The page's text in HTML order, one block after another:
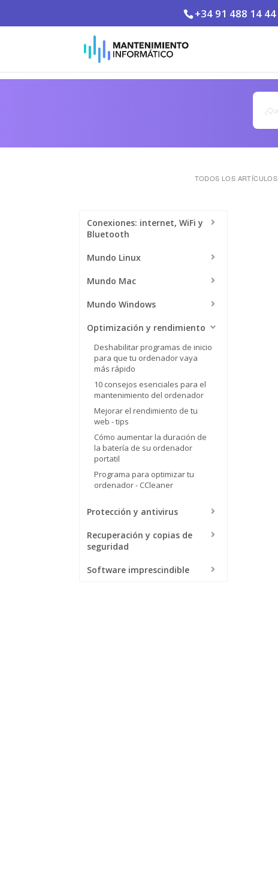
+34 91 488 14 44
TODOS LOS ARTÍCULOS
Conexiones: internet, WiFi y
Bluetooth
Mundo Linux
Mundo Mac
Mundo Windows
Optimización y rendimiento
Deshabilitar programas de inicio
para que tu ordenador vaya
más rápido
10 consejos esenciales para el
mantenimiento del ordenador
Mejorar el rendimiento de tu
web - tips
Cómo aumentar la duración de
la batería de su ordenador
portatil
Programa para optimizar tu
ordenador - CCleaner
Protección y antivirus
Recuperación y copias de
seguridad
Software imprescindible